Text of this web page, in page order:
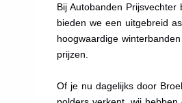
Bij Autobanden Prijsvechter
bieden we een uitgebreid
hoogwaardige
prijzen.
Of je nu dagelijks door